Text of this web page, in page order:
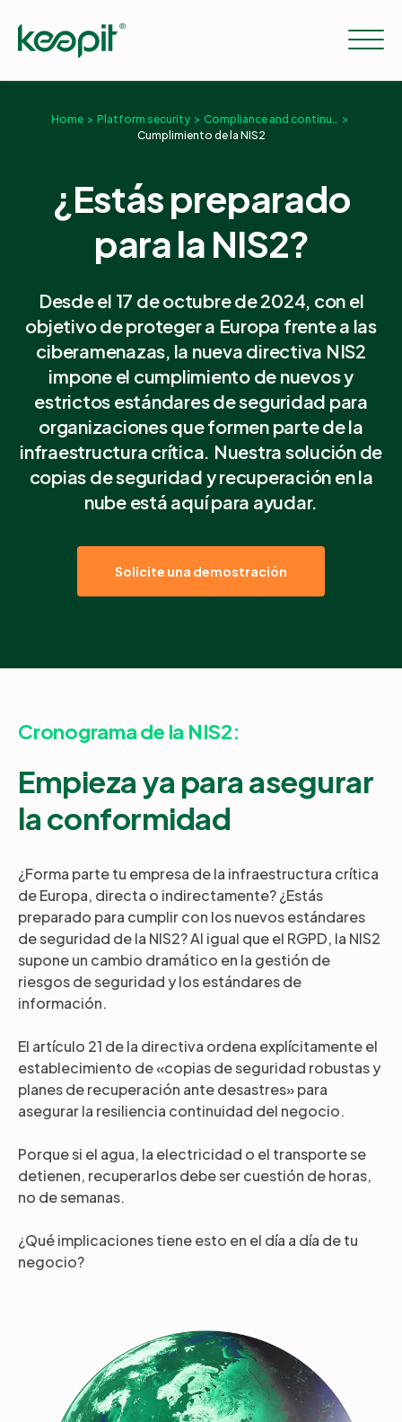
Servicios
Recursos
Empresa
Socios
Soporte ES
Demo
Home Platform security
Compliance and continuity
Cumplimiento de la NIS2
¿Estás preparado
para la NIS2?
Desde el 17 de octubre de 2024, con el
objetivo de proteger a Europa frente a las
ciberamenazas, la nueva directiva NIS2
impone el cumplimiento de nuevos y
estrictos estándares de seguridad para
organizaciones que formen parte de la
infraestructura crítica. Nuestra solución de
copias de seguridad y recuperación en la
nube está aquí para ayudar.
Solicite una demostración
Cronograma de la NIS2:
Empieza ya para asegurar
la conformidad
¿Forma parte tu empresa de la infraestructura crítica
de Europa, directa o indirectamente? ¿Estás
preparado para cumplir con los nuevos estándares
de seguridad de la NIS2? Al igual que el RGPD, la NIS2
supone un cambio dramático en la gestión de
riesgos de seguridad y los estándares de
información.
El artículo 21 de la directiva ordena explícitamente el
establecimiento de «copias de seguridad robustas y
planes de recuperación ante desastres» para
asegurar la resiliencia continuidad del negocio.
Porque si el agua, la electricidad o el transporte se
detienen, recuperarlos debe ser cuestión de horas,
no de semanas.
¿Qué implicaciones tiene esto en el día a día de tu
negocio?